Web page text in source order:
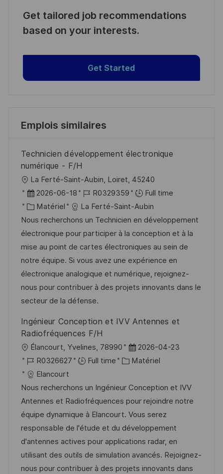
Get tailored job recommendations
based on your interests.
Get Started
Emplois similaires
Technicien développement électronique
numérique - F/H
o
c
a
l
i
s
a
t
i
n
La Ferté-Saint-Aubin, Loiret, 45240
D
a
t
e
d
’
a
f
f
c
g
e
2026-06-18
R
é
f
é
r
e
n
c
e
u
s
R0329359
Full time
C
a
t
é
g
o
r
i
Matériel
La Ferté-Saint-Aubin
Nous recherchons un Technicien en développement
électronique pour participer à la conception et à la
mise au point de cartes électroniques au sein de
notre équipe. Si vous avez une expérience en
électronique analogique et numérique, rejoignez-
nous pour contribuer à des projets innovants dans le
secteur de la défense.
Ingénieur Conception et IVV Antennes et
Radiofréquences F/H
o
c
a
l
i
s
a
t
i
Élancourt, Yvelines, 78990
D
a
e
d
’
a
f
f
i
2026-04-23
R
é
f
é
r
e
n
c
e
R0326627 Full time
C
t
é
g
o
r
i
e
Matériel
Elancourt
Nous recherchons un Ingénieur Conception et IVV
Antennes et Radiofréquences pour rejoindre notre
équipe dynamique à Elancourt. Vous serez
responsable de l'étude et du développement
d'antennes actives pour applications radar, en
utilisant des outils de simulation avancés. Rejoignez-
nous pour contribuer à des projets innovants dans